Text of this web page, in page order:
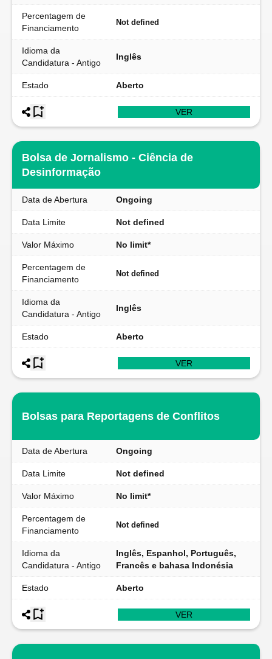
Percentagem de
Financiamento
Not defined
Idioma da
Candidatura - Antigo
Inglês
Estado Aberto
VER
Bolsa de Jornalismo - Ciência de
Desinformação
Data de Abertura Ongoing
Data Limite Not defined
Valor Máximo No limit*
Percentagem de
Financiamento
Not defined
Idioma da
Candidatura - Antigo
Inglês
Estado Aberto
VER
Bolsas para Reportagens de Conflitos
Data de Abertura Ongoing
Data Limite Not defined
Valor Máximo No limit*
Percentagem de
Financiamento
Not defined
Idioma da
Candidatura - Antigo
Inglês, Espanhol, Português,
Francês e bahasa Indonésia
Estado Aberto
VER